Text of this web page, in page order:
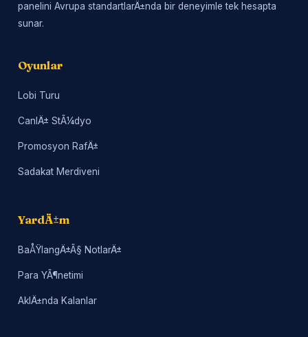
panelini Avrupa standartlarÄ±nda bir deneyimle tek hesapta
sunar.
Oyunlar
Lobi Turu
CanlÄ± StÃ¼dyo
Promosyon RafÄ±
Sadakat Merdiveni
YardÄ±m
BaÅŸlangÄ±Ã§ NotlarÄ±
Para YÃ¶netimi
AklÄ±nda Kalanlar